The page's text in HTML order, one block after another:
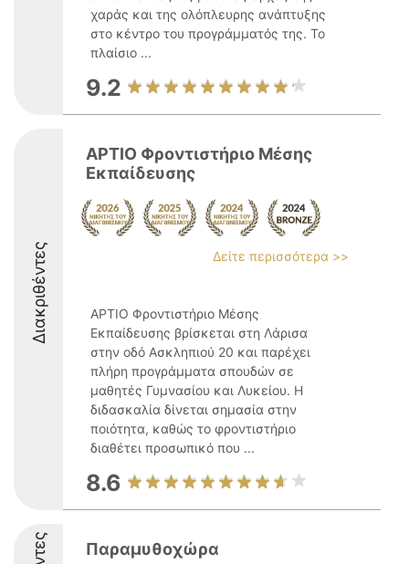
χαράς και της ολόπλευρης ανάπτυξης
στο κέντρο του προγράμματός της. Το
πλαίσιο ...
9.2
Διακριθέντες
ΑΡΤΙΟ Φροντιστήριο Μέσης
Εκπαίδευσης
Δείτε περισσότερα >>
ΑΡΤΙΟ Φροντιστήριο Μέσης
Εκπαίδευσης βρίσκεται στη Λάρισα
στην οδό Ασκληπιού 20 και παρέχει
πλήρη προγράμματα σπουδών σε
μαθητές Γυμνασίου και Λυκείου. Η
διδασκαλία δίνεται σημασία στην
ποιότητα, καθώς το φροντιστήριο
διαθέτει προσωπικό που ...
8.6
Παραμυθοχώρα